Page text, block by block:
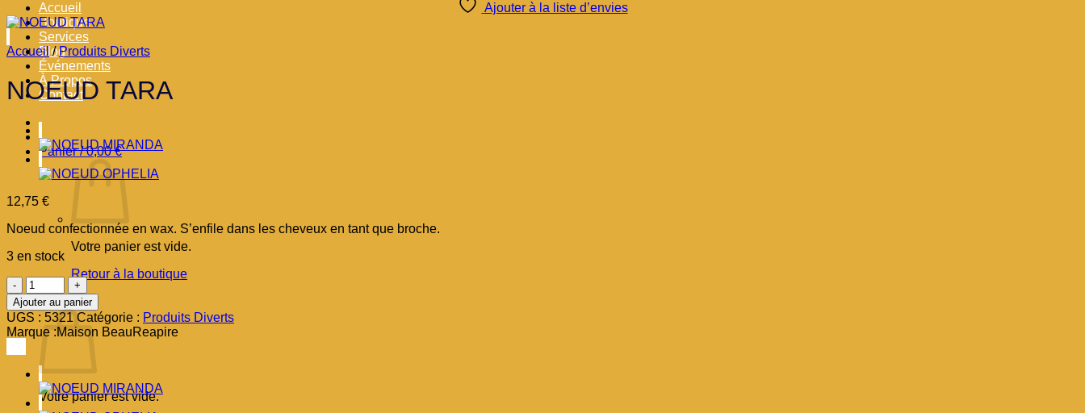
Accueil
Boutique
Services
Blog
Événements
À Propos
Contact
Panier /0,00€
Votre panier est vide.
Retour à la boutique
Panier
Votre panier est vide.
Ajouter à la liste d’envies
Accueil / Produits Diverts
NOEUD TARA
12,75 €
Noeud confectionnée en wax. S’enfile dans les cheveux en tant que broche.
3 en stock
quantité
de
NOEUD
TARA
Ajouter au panier
UGS : 5321 Catégorie : Produits Diverts
Marque :Maison BeauReapire